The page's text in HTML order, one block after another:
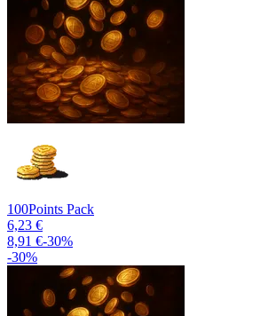
100Points Pack
6,23 €
8,91 €-30%
-30%